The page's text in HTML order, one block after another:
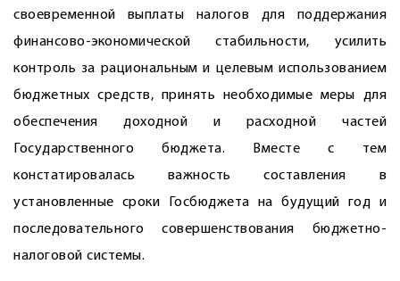
своевременной выплаты налогов для поддержания
финансово-экономической стабильности, усилить
контроль за рациональным и целевым использованием
бюджетных средств, принять необходимые меры для
обеспечения доходной и расходной частей
Государственного бюджета. Вместе с тем
констатировалась важность составления в
установленные сроки Госбюджета на будущий год и
последовательного совершенствования бюджетно-
налоговой системы.